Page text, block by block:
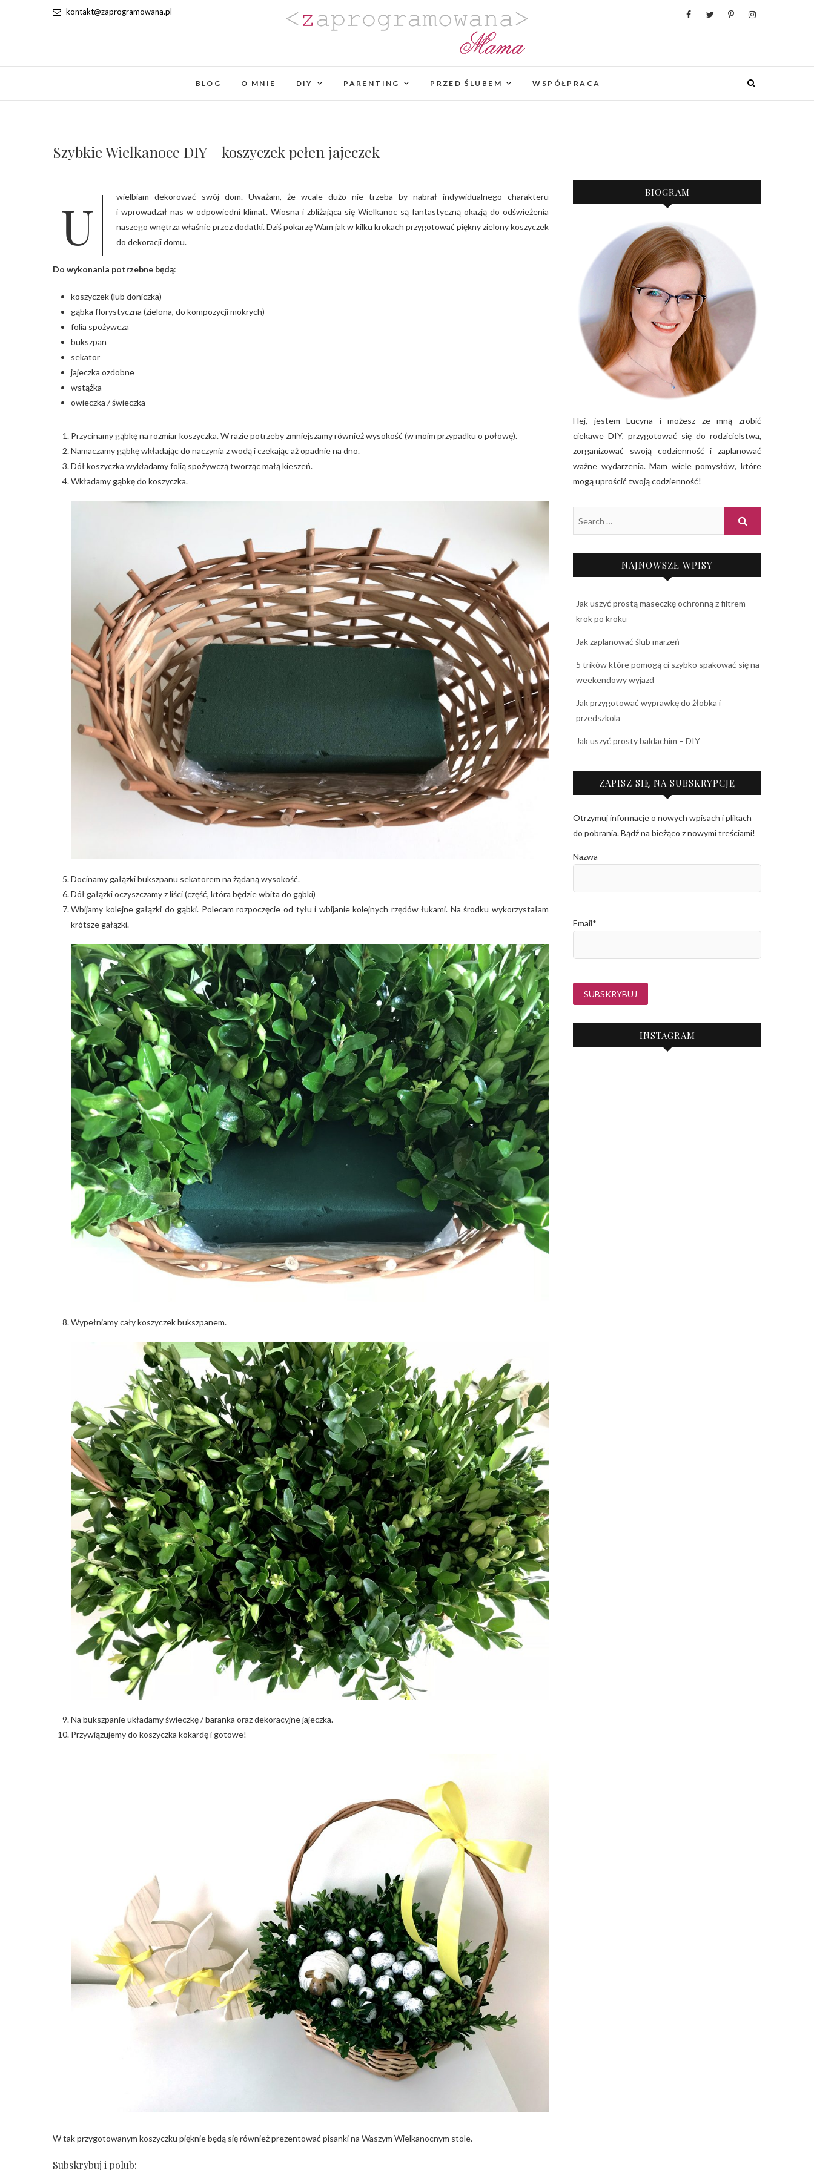
kontakt@zaprogramowana.pl
Zaprogramowana Mama
PROJEKTOWANIA WYJĄTKOWYCH WESEL.
BLOG O MNIE DIY PARENTING PRZED ŚLUBEM WSPÓŁPRACA
Szybkie Wielkanoce DIY – koszyczek pełen jajeczek
Uwielbiam dekorować swój dom. Uważam, że wcale dużo nie trzeba by nabrał indywidualnego charakteru
i wprowadzał nas w odpowiedni klimat. Wiosna i zbliżająca się Wielkanoc są fantastyczną okazją do odświeżenia
naszego wnętrza właśnie przez dodatki. Dziś pokarzę Wam jak w kilku krokach przygotować piękny zielony koszyczek
do dekoracji domu.
Do wykonania potrzebne będą:
koszyczek (lub doniczka)
gąbka florystyczna (zielona, do kompozycji mokrych)
folia spożywcza
bukszpan
sekator
jajeczka ozdobne
wstążka
owieczka / świeczka
Przycinamy gąbkę na rozmiar koszyczka. W razie potrzeby zmniejszamy również wysokość (w moim przypadku o połowę).
Namaczamy gąbkę wkładając do naczynia z wodą i czekając aż opadnie na dno.
Dół koszyczka wykładamy folią spożywczą tworząc małą kieszeń.
Wkładamy gąbkę do koszyczka.
Docinamy gałązki bukszpanu sekatorem na żądaną wysokość.
Dół gałązki oczyszczamy z liści (część, która będzie wbita do gąbki)
Wbijamy kolejne gałązki do gąbki. Polecam rozpoczęcie od tyłu i wbijanie kolejnych rzędów łukami. Na środku wykorzystałam
krótsze gałązki.
Wypełniamy cały koszyczek bukszpanem.
Na bukszpanie układamy świeczkę / baranka oraz dekoracyjne jajeczka.
Przywiązujemy do koszyczka kokardę i gotowe!
W tak przygotowanym koszyczku pięknie będą się również prezentować pisanki na Waszym Wielkanocnym stole.
Subskrybuj i polub:
BIOGRAM
Hej, jestem Lucyna i możesz ze mną zrobić
ciekawe DIY, przygotować się do rodzicielstwa,
zorganizować swoją codzienność i zaplanować
ważne wydarzenia. Mam wiele pomysłów, które
mogą uprościć twoją codzienność!
NAJNOWSZE WPISY
Jak uszyć prostą maseczkę ochronną z filtrem
krok po kroku
Jak zaplanować ślub marzeń
5 trików które pomogą ci szybko spakować się na
weekendowy wyjazd
Jak przygotować wyprawkę do żłobka i
przedszkola
Jak uszyć prosty baldachim – DIY
ZAPISZ SIĘ NA SUBSKRYPCJĘ
Otrzymuj informacje o nowych wpisach i plikach
do pobrania. Bądź na bieżąco z nowymi treściami!
Nazwa
Email*
INSTAGRAM